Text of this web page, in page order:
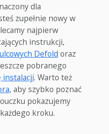
dla
zupełnie nowy w
najpierw
instrukcji,
Defold oraz
pobranego
. Warto też
, aby szybko poznać
pokazujemy
kroku.